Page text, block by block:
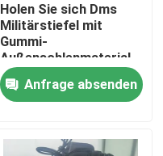
Holen Sie sich Dms
Militärstiefel mit
Gummi-
Außensohlenmaterial.
Anfrage absenden